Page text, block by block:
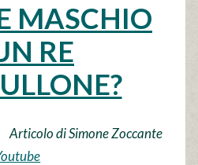
MASCHIO
RE
Articolo di Simone Zoccante